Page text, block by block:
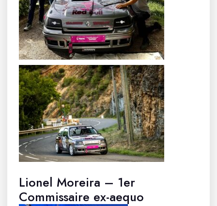
Lionel Moreira – 1er
Commissaire ex-aequo